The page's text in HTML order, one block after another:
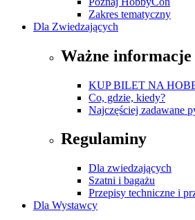
Zakres tematyczny
Dla Zwiedzających
Ważne informacje
KUP BILET NA
Co, gdzie, kiedy?
Najczęściej zadawane
Regulaminy
Dla zwiedzających
Szatni i bagażu
Przepisy techniczne i
Dla Wystawcy